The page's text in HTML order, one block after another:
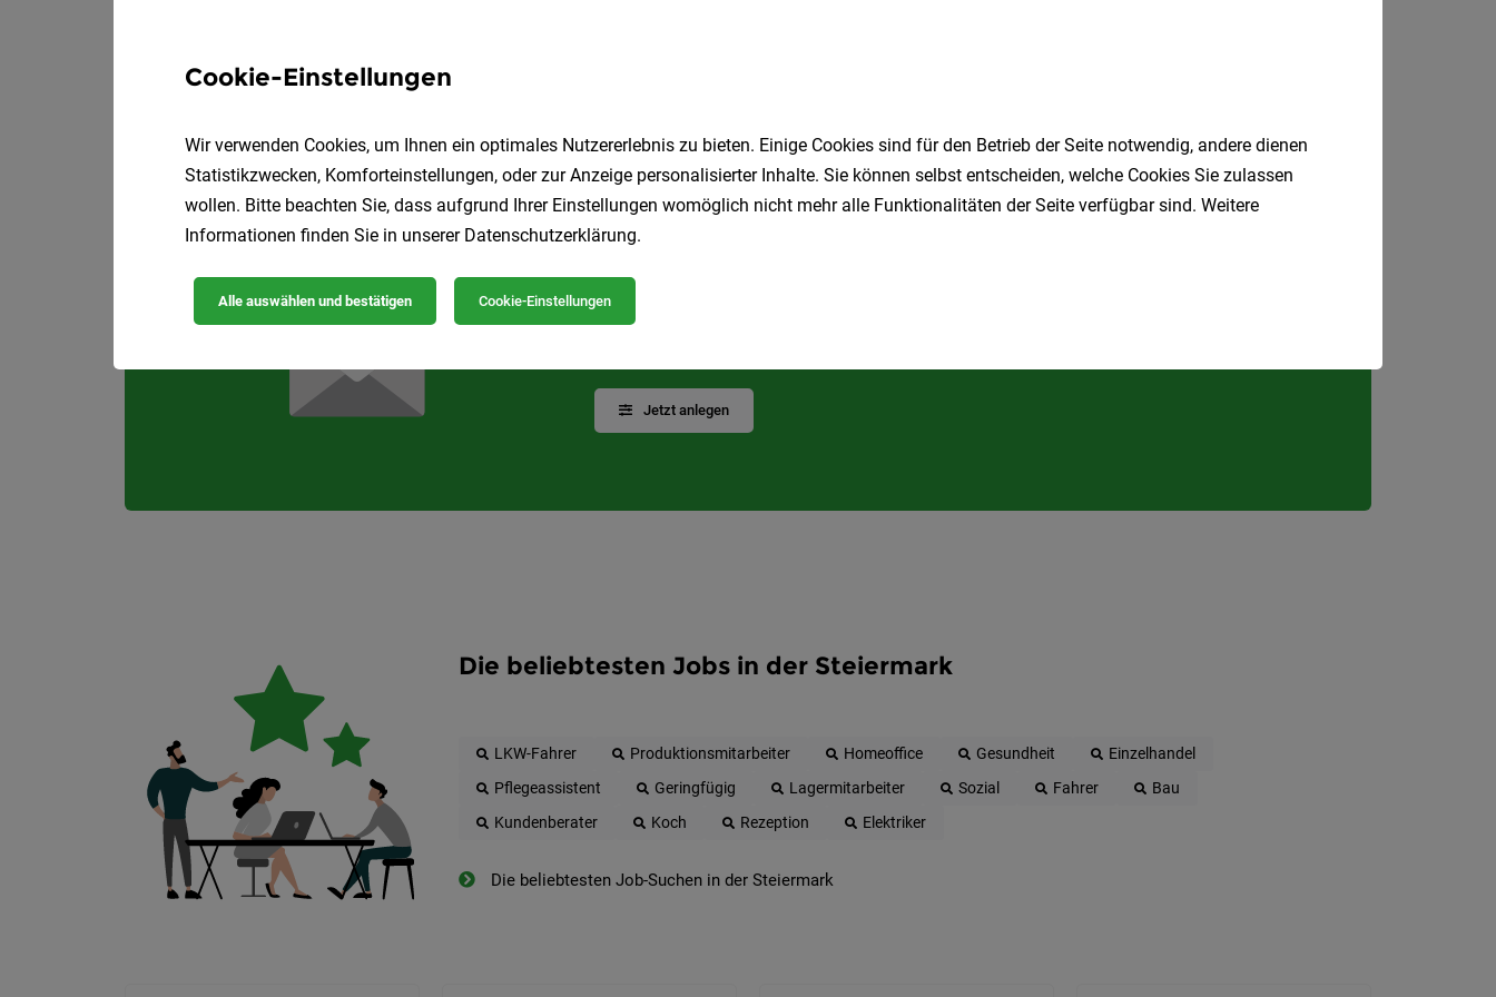
Wir suchen dich!
1
Speichere deine Suche als Jobfinder.
Jetzt anlegen
Die beliebtesten Jobs in der Steiermark
LKW-Fahrer Produktionsmitarbeiter Homeoffice Gesundheit
Einzelhandel
Pflegeassistent
Geringfügig Lagermitarbeiter Sozial Fahrer
Bau
Kundenberater
Koch Rezeption Elektriker
Die beliebtesten Job-Suchen in der Steiermark
Cookie-Einstellungen
Wir verwenden Cookies, um Ihnen ein optimales Nutzererlebnis zu bieten. Einige Cookies sind für den Betrieb der Seite notwendig, andere dienen
Statistikzwecken, Komforteinstellungen, oder zur Anzeige personalisierter Inhalte. Sie können selbst entscheiden, welche Cookies Sie zulassen
wollen. Bitte beachten Sie, dass aufgrund Ihrer Einstellungen womöglich nicht mehr alle Funktionalitäten der Seite verfügbar sind. Weitere
Informationen finden Sie in unserer Datenschutzerklärung.
Alle auswählen und bestätigen Cookie-Einstellungen